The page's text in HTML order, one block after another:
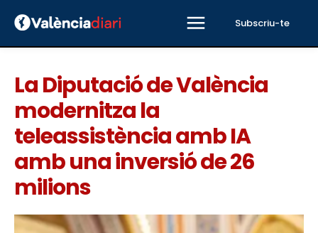
Subscriu-te
La Diputació de València
modernitza la
teleassistència amb IA
amb una inversió de 26
milions